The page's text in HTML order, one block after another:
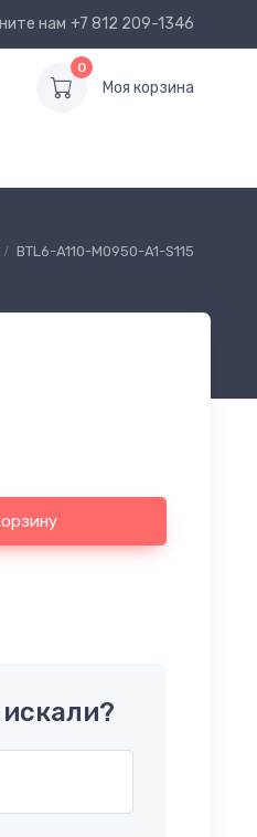
нам +7 812 209-1346
0
Моя корзина
BTL6-A110-M0950-A1-S115